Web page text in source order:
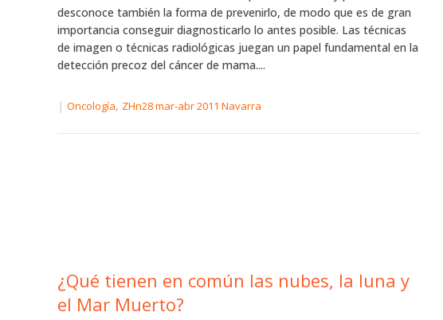
desconoce también la forma de prevenirlo, de modo que es de gran
importancia conseguir diagnosticarlo lo antes posible. Las técnicas
de imagen o técnicas radiológicas juegan un papel fundamental en la
detección precoz del cáncer de mama....
| Oncología, ZHn28 mar-abr 2011 Navarra
¿Qué tienen en común las nubes, la luna y
el Mar Muerto?